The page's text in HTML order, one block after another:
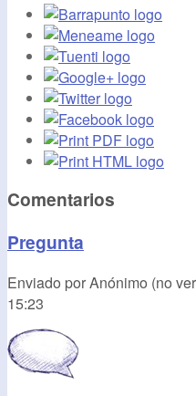
Comentarios
Pregunta
Enviado porAnónimo (no
15:23